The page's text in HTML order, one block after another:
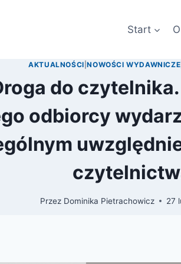
Start
AKTUALNOŚCI |NOWOŚCI WYDAWNICZE
do
odbiorcy
Przez Dominika Pietrachowicz 27